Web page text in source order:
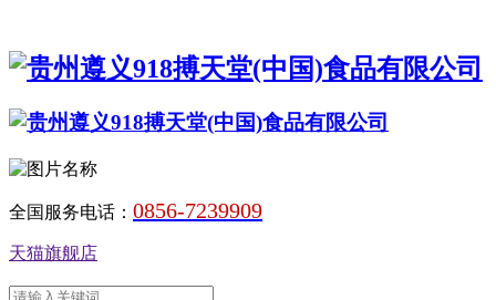
全国服务电话： 0856-7239909
天猫旗舰店